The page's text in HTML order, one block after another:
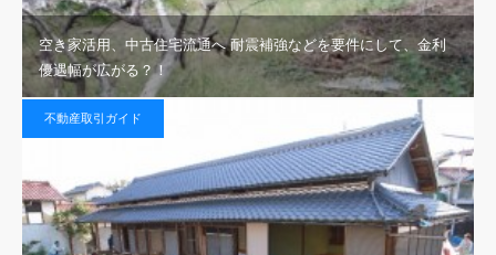
空き家活用、中古住宅流通へ 耐震補強などを要件にして、金利
優遇幅が広がる？！
不動産取引ガイド